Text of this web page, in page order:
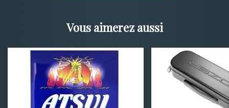
Vous aimerez aussi